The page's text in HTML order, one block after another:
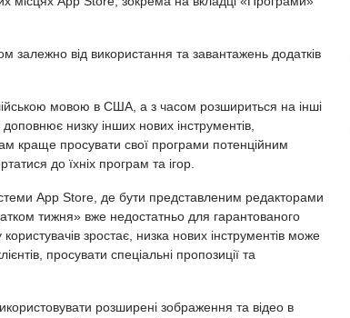
залежно від використання та завантажень додатків
мовою в США, а з часом розшириться на інші
низку інших нових інструментів,
краще просувати свої програми потенційним
до їхніх програм та ігор.
App Store, де бути представленим редакторами
тижня» вже недостатньо для гарантованого
зростає, низка нових інструментів може
просувати спеціальні пропозиції та
розширені зображення та відео в